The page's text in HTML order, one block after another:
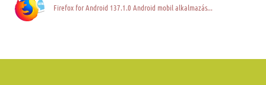
Firefox for Android 137.1.0 Android mobil alkalmazás...